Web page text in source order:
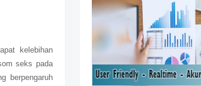
kelebihan
seks pada
berpengaruh